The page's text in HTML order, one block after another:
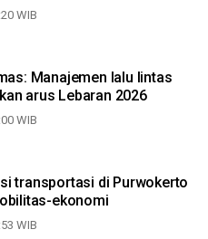
WIB
Manajemen lalu lintas
arus Lebaran 2026
WIB
transportasi di Purwokerto
ekonomi
WIB